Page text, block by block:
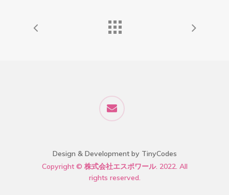
Design & Development by TinyCodes
Copyright © 株式会社エスポワール. 2022. All
rights reserved.